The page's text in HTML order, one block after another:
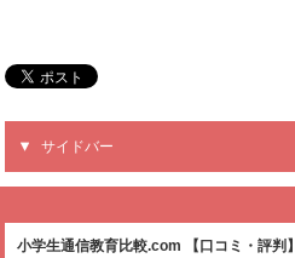
サイドバー
小学生通信教育比較.com 【口コミ・評判】